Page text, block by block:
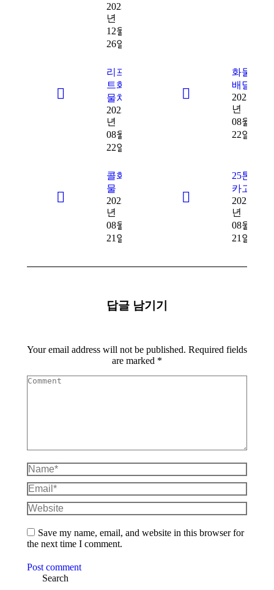
2023
년
12월
26일
리프
트화
물차
2023
년
08월
22일
화물
배달
2023
년
08월
22일
콜화
물
2023
년
08월
21일
25톤
카고
2023
년
08월
21일
답글 남기기
Your email address will not be published. Required fields
are marked *
Comment
Name *
Email *
Website
Save my name, email, and website in this browser for
the next time I comment.
Post comment
Search